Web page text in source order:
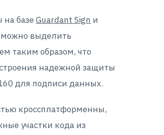
базе Guardant Sign и
можно выделить
таким образом, что
надежной защиты
для подписи данных.
кроссплатформенны,
участки кода из